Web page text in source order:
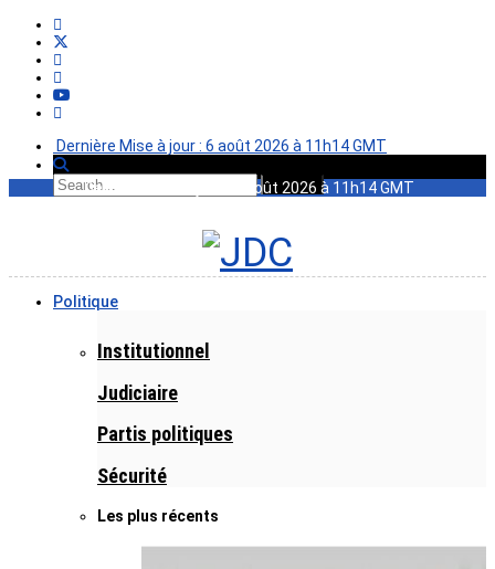
Dernière Mise à jour : 6 août 2026 à 11h14 GMT
Dernière Mise à jour : 6 août 2026 à 11h14 GMT
Politique
Institutionnel
Judiciaire
Partis politiques
Sécurité
Les plus récents